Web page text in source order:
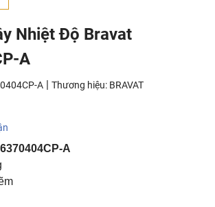
Nhiệt Độ Bravat
A
A | Thương hiệu: BRAVAT
A